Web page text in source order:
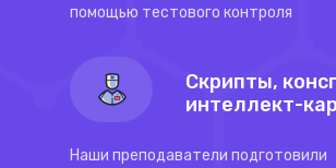
помощью тестового контроля
Скрипты,
интеллект-
Наши преподаватели подготовили